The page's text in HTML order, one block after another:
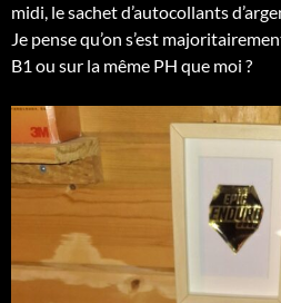
midi, le sachet d’autocollants
Je pense qu’on s’est
B1 ou sur la même PH que moi ?